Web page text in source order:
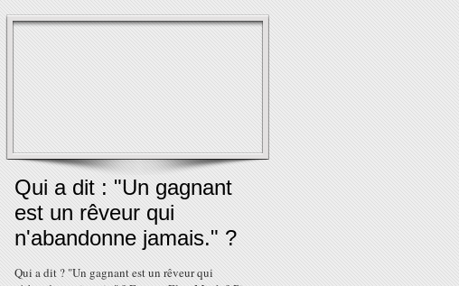
Qui a dit : "Un gagnant
est un rêveur qui
n'abandonne jamais." ?
Qui a dit ? "Un gagnant est un rêveur qui